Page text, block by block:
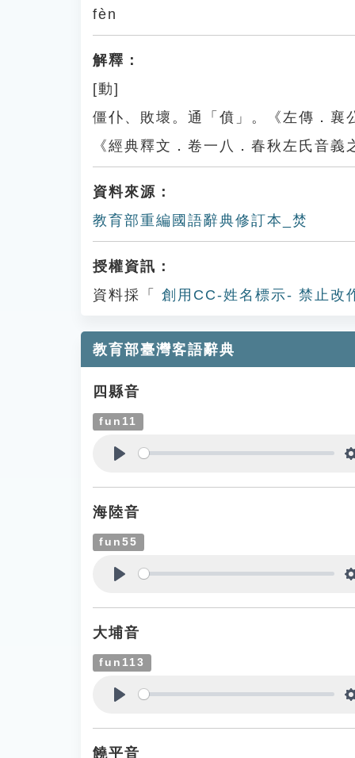
fèn
解釋：
[動]
僵仆、敗壞。通「僨」。《左傳．襄
《經典釋文．卷一八．春秋左氏音
資料來源：
教育部重編國語辭典修訂本_焚
授權資訊：
資料採「
創用CC-姓名標示- 禁止改
教育部臺灣客語辭典
四縣音
fun11
海陸音
fun55
大埔音
fun113
饒平音